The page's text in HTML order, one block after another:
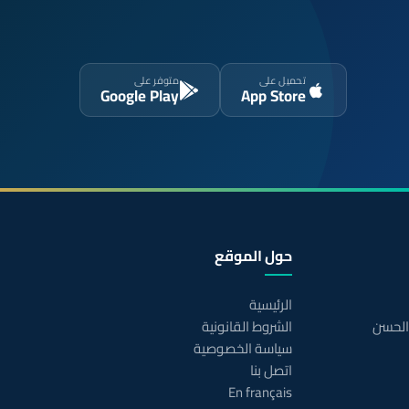
تحميل على
App Store
متوفر على
Google Play
حول الموقع
الرئيسية
الشروط القانونية
سياسة الخصوصية
اتصل بنا
En français